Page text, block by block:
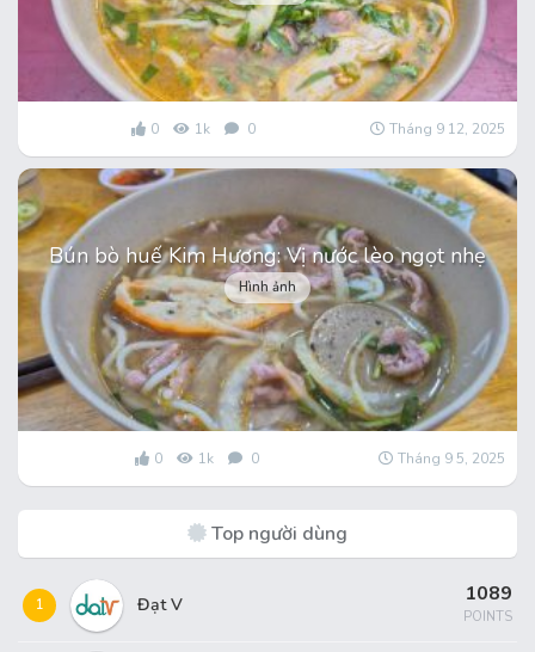
0 1k 0 Tháng 9 12, 2025
Bún bò huế Kim Hương: Vị nước lèo ngọt nhẹ
Hình ảnh
0 1k 0 Tháng 9 5, 2025
Top người dùng
1 Đạt V 1089
POINTS